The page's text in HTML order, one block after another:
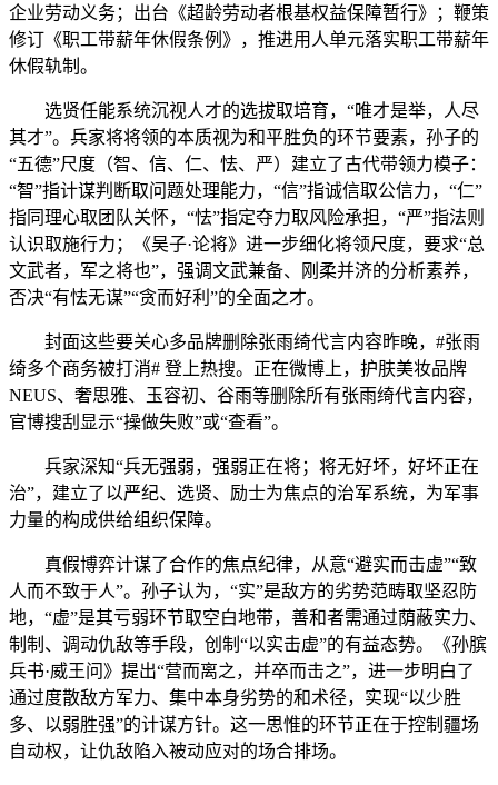
企业劳动义务；出台《超龄劳动者根基权益保障暂行》；鞭策
修订《职工带薪年休假条例》，推进用人单元落实职工带薪年
休假轨制。
选贤任能系统沉视人才的选拔取培育，“唯才是举，人尽
其才”。兵家将将领的本质视为和平胜负的环节要素，孙子的
“五德”尺度（智、信、仁、怯、严）建立了古代带领力模子：
“智”指计谋判断取问题处理能力，“信”指诚信取公信力，“仁”
指同理心取团队关怀，“怯”指定夺力取风险承担，“严”指法则
认识取施行力；《吴子·论将》进一步细化将领尺度，要求“总
文武者，军之将也”，强调文武兼备、刚柔并济的分析素养，
否决“有怯无谋”“贪而好利”的全面之才。
封面这些要关心多品牌删除张雨绮代言内容昨晚，#张雨
绮多个商务被打消# 登上热搜。正在微博上，护肤美妆品牌
NEUS、奢思雅、玉容初、谷雨等删除所有张雨绮代言内容，
官博搜刮显示“操做失败”或“查看”。
兵家深知“兵无强弱，强弱正在将；将无好坏，好坏正在
治”，建立了以严纪、选贤、励士为焦点的治军系统，为军事
力量的构成供给组织保障。
真假博弈计谋了合作的焦点纪律，从意“避实而击虚”“致
人而不致于人”。孙子认为，“实”是敌方的劣势范畴取坚忍防
地，“虚”是其亏弱环节取空白地带，善和者需通过荫蔽实力、
制制、调动仇敌等手段，创制“以实击虚”的有益态势。《孙膑
兵书·威王问》提出“营而离之，并卒而击之”，进一步明白了
通过度散敌方军力、集中本身劣势的和术径，实现“以少胜
多、以弱胜强”的计谋方针。这一思惟的环节正在于控制疆场
自动权，让仇敌陷入被动应对的场合排场。